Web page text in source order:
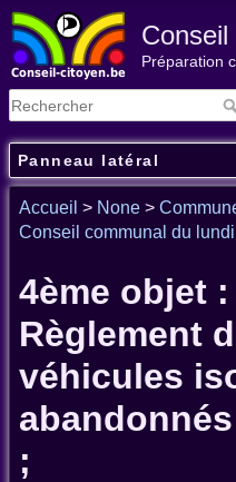
Conseil
Préparation
Panneau latéral
Accueil > None >
Conseil communal du
4ème objet :
Règlement
véhicules
;